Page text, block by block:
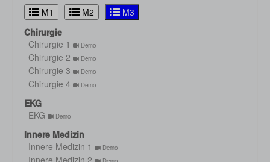
M1 M2
M3
Chirurgie
Chirurgie 1
Demo
Chirurgie 2 Demo
Chirurgie 3 Demo
Chirurgie 4 Demo
EKG
EKG
Demo
Innere Medizin
Innere Medizin 1
Demo
Innere Medizin 2